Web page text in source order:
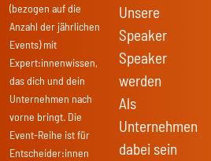
(bezogen auf die
Anzahl der jährlichen
Events) mit
Expert:innenwissen,
das dich und dein
Unternehmen nach
vorne bringt. Die
Event-Reihe ist für
Entscheider:innen
Unsere
Speaker
Speaker
werden
Als
Unternehmen
dabei sein